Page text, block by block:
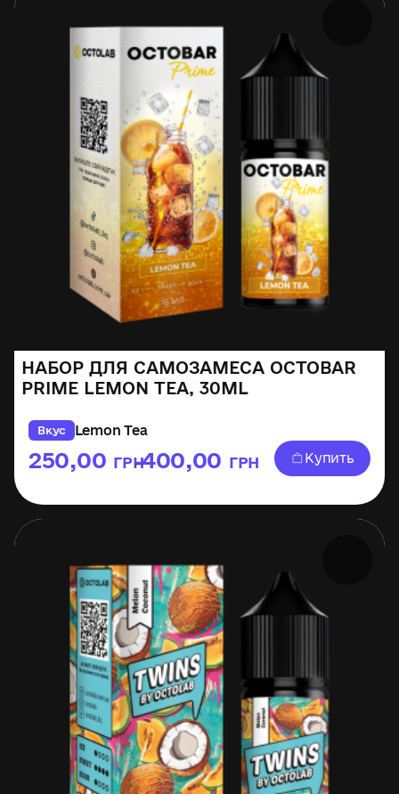
НАБОР ДЛЯ САМОЗАМЕСА OCTOBAR
PRIME LEMON TEA, 30ML
Вкус Lemon Tea
250,00 ГРН
–400,00 ГРН Купить